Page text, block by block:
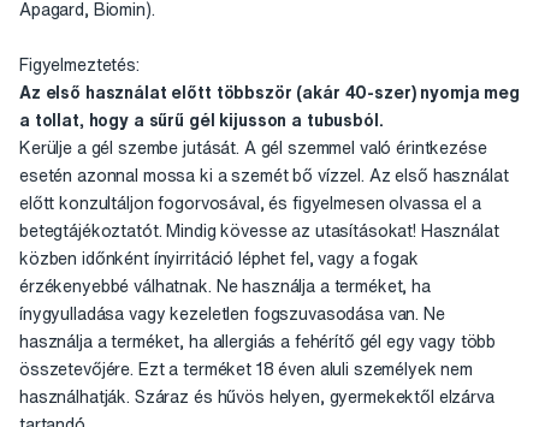
Apagard, Biomin).
Figyelmeztetés:
Az első használat előtt többször (akár 40-szer) nyomja meg
a tollat, hogy a sűrű gél kijusson a tubusból.
Kerülje a gél szembe jutását. A gél szemmel való érintkezése
esetén azonnal mossa ki a szemét bő vízzel. Az első használat
előtt konzultáljon fogorvosával, és figyelmesen olvassa el a
betegtájékoztatót. Mindig kövesse az utasításokat! Használat
közben időnként ínyirritáció léphet fel, vagy a fogak
érzékenyebbé válhatnak. Ne használja a terméket, ha
ínygyulladása vagy kezeletlen fogszuvasodása van. Ne
használja a terméket, ha allergiás a fehérítő gél egy vagy több
összetevőjére. Ezt a terméket 18 éven aluli személyek nem
használhatják. Száraz és hűvös helyen, gyermekektől elzárva